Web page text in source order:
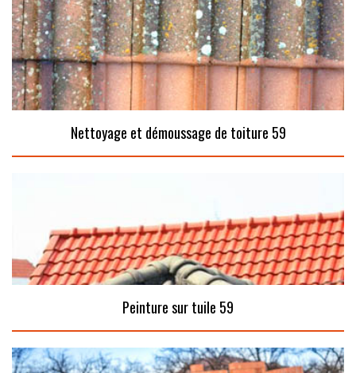
Nettoyage et démoussage de toiture 59
Peinture sur tuile 59